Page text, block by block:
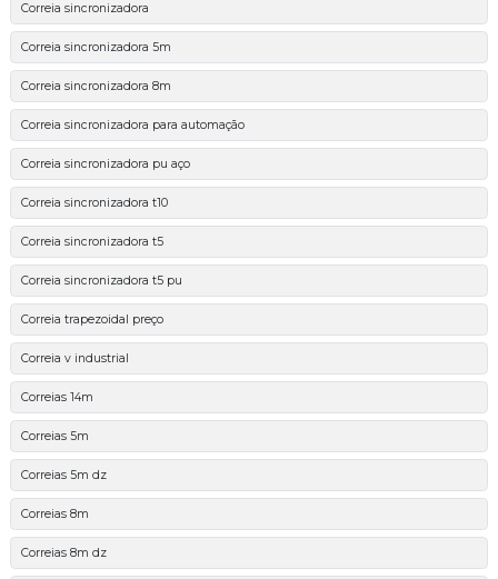
Correia sincronizadora
Correia sincronizadora 5m
Correia sincronizadora 8m
Correia sincronizadora para automação
Correia sincronizadora pu aço
Correia sincronizadora t10
Correia sincronizadora t5
Correia sincronizadora t5 pu
Correia trapezoidal preço
Correia v industrial
Correias 14m
Correias 5m
Correias 5m dz
Correias 8m
Correias 8m dz